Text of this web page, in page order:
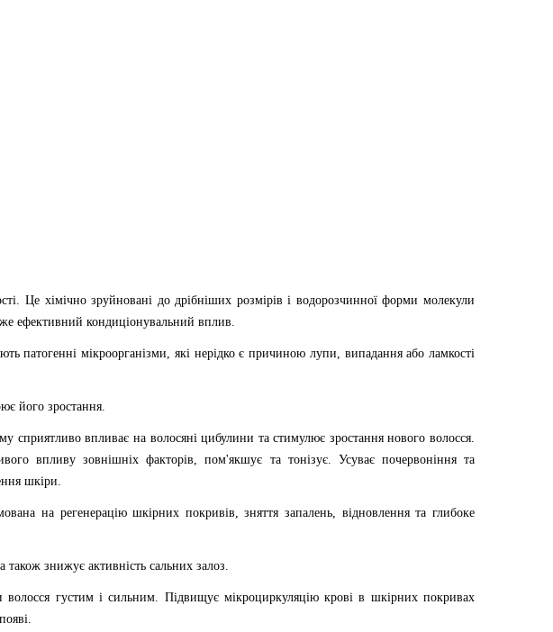
Це хімічно зруйновані до дрібніших розмірів і водорозчинної форми молекули
ефективний кондиціонувальний вплив.
патогенні мікроорганізми, які нерідко є причиною лупи, випадання або ламкості
його зростання.
сприятливо впливає на волосяні цибулини та стимулює зростання нового волосся.
впливу зовнішніх факторів, пом'якшує та тонізує. Усуває почервоніння та
шкіри.
на регенерацію шкірних покривів, зняття запалень, відновлення та глибоке
знижує активність сальних залоз.
густим і сильним. Підвищує мікроциркуляцію крові в шкірних покривах